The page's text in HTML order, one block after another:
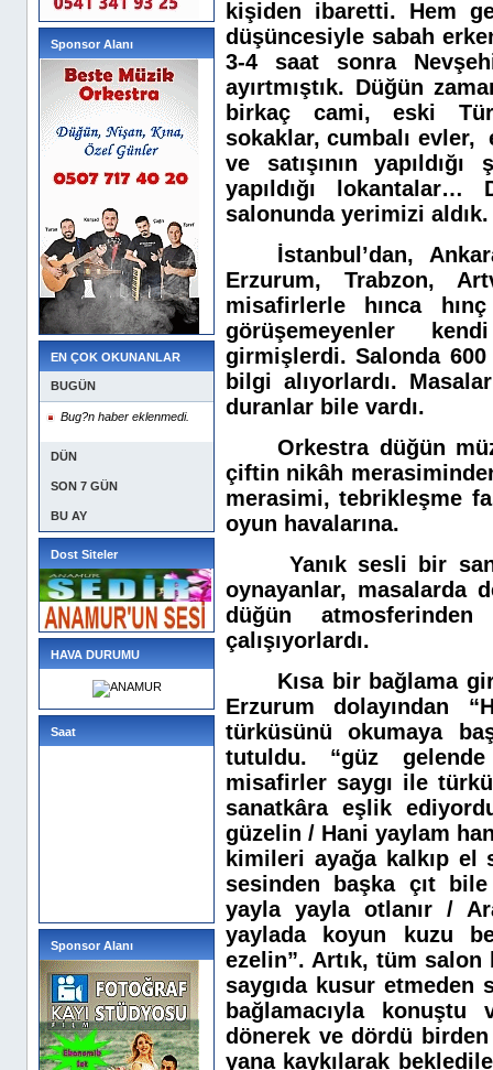
Sponsor Alanı
EN ÇOK OKUNANLAR
BUGÜN
Bug?n haber eklenmedi.
DÜN
SON 7 GÜN
BU AY
Dost Siteler
HAVA DURUMU
Saat
Sponsor Alanı
kişiden ibaretti. Hem
düşüncesiyle sabah
3-4 saat sonra
ayırtmıştık. Düğün
birkaç cami, eski
sokaklar, cumbalı evler,
ve satışının
yapıldığı
salonunda yerimizi aldık.
İstanbul’dan,
Erzurum, Trabzon,
misafirlerle hınca
görüşemeyenler
girmişlerdi. Salonda
bilgi alıyorlardı.
duranlar bile vardı.
Orkestra düğün
çiftin nikâh
merasimi, tebrikleşme
oyun havalarına.
Yanık sesli bir
oynayanlar, masalarda
düğün atmosferinden
çalışıyorlardı.
Kısa bir bağlama
Erzurum dolayından
türküsünü okumaya
tutuldu. “güz
misafirler saygı ile
sanatkâra eşlik
güzelin / Hani yaylam
kimileri ayağa kalkıp el
sesinden başka çıt
yayla yayla otlanır /
yaylada koyun kuzu
ezelin”. Artık, tüm
saygıda kusur etmeden
bağlamacıyla
dönerek ve dördü
yana kaykılarak